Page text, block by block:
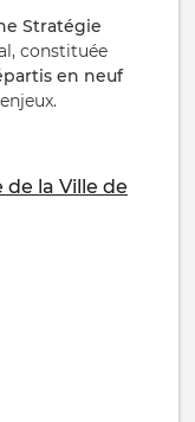
Stratégie
constituée
en neuf
de la Ville de